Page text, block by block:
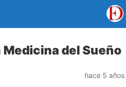
del Sueño
hace 5 años